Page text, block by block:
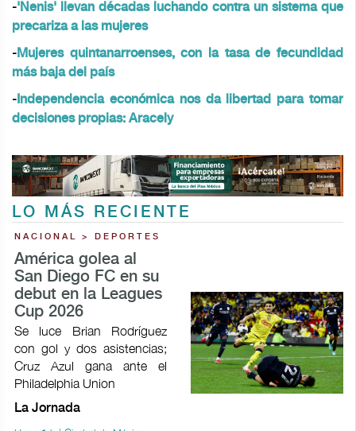
-'Nenis' llevan décadas luchando contra un sistema que
precariza a las mujeres
-Mujeres quintanarroenses, con la tasa de fecundidad
más baja del país
- Independencia económica nos da libertad para tomar
decisiones propias: Aracely
LO MÁS RECIENTE
NACIONAL > DEPORTES
América golea al
San Diego FC en su
debut en la Leagues
Cup 2026
Se luce Brian Rodríguez
con gol y dos asistencias;
Cruz Azul gana ante el
Philadelphia Union
La Jornada